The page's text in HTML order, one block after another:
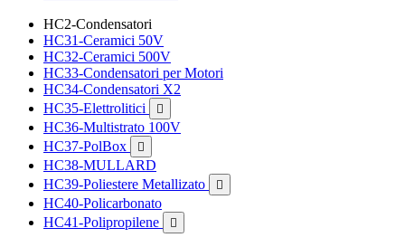
HC2-Condensatori
HC31-Ceramici 50V
HC32-Ceramici 500V
HC33-Condensatori per Motori
HC34-Condensatori X2
HC35-Elettrolitici

HC36-Multistrato 100V
HC37-PolBox

HC38-MULLARD
HC39-Poliestere Metallizato

HC40-Policarbonato
HC41-Polipropilene
